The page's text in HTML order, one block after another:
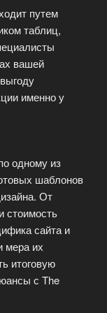
путем
таблиц,
вашей
именно у
одному из
шаблонов
От
стоимость
сайта и
мера их
итоговую
с The